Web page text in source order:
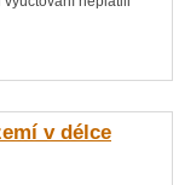
v délce